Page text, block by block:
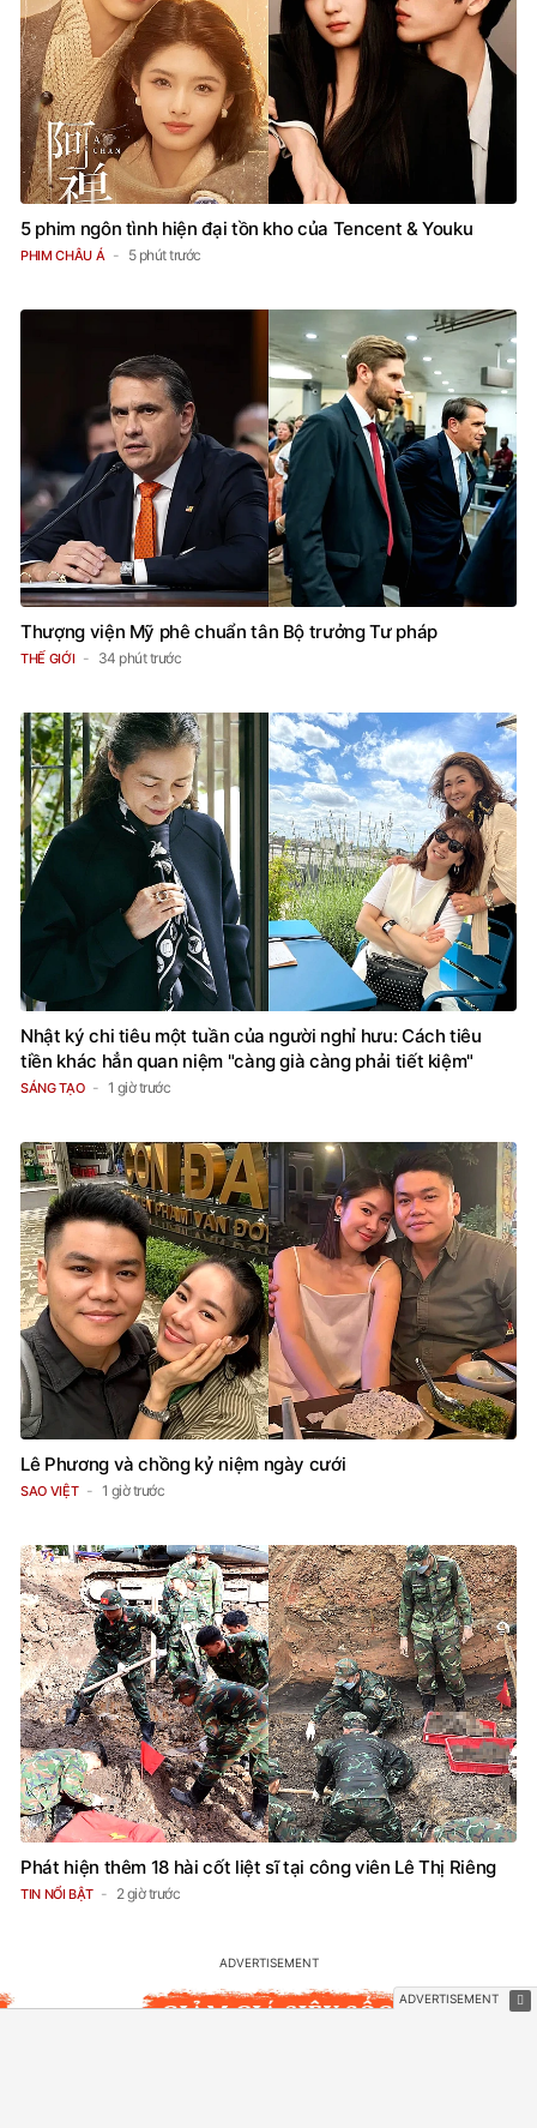
5 phim ngôn tình hiện đại tồn kho của Tencent & Youku
PHIM CHÂU Á 5 phút trước
Thượng viện Mỹ phê chuẩn tân Bộ trưởng Tư pháp
THẾ GIỚI 34 phút trước
Nhật ký chi tiêu một tuần của người nghỉ hưu: Cách tiêu
tiền khác hẳn quan niệm "càng già càng phải tiết kiệm"
SÁNG TẠO 1 giờ trước
Lê Phương và chồng kỷ niệm ngày cưới
SAO VIỆT 1 giờ trước
Phát hiện thêm 18 hài cốt liệt sĩ tại công viên Lê Thị Riêng
TIN NỔI BẬT 2 giờ trước